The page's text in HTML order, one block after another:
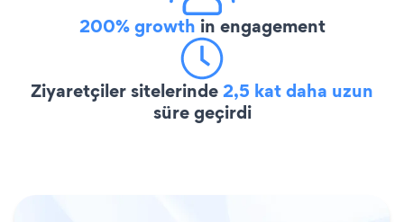
200% growth in engagement
Ziyaretçiler sitelerinde2,5 kat daha uzun
süre geçirdi